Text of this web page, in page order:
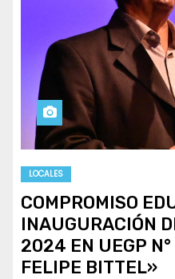
LOCALES
COMPROMISO
INAUGURACIÓN
2024 EN UEGP
FELIPE BITTEL»